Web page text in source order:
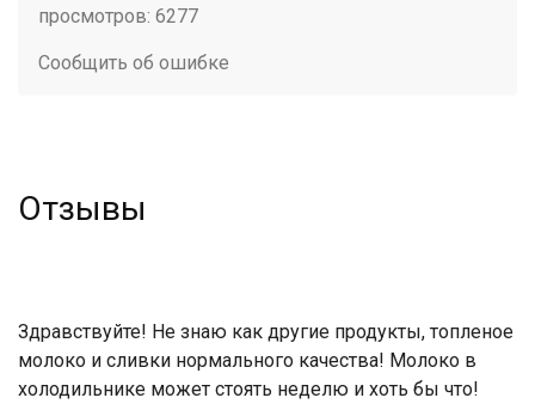
просмотров: 6277
Сообщить об ошибке
Отзывы
Здравствуйте! Не знаю как другие продукты, топленое
молоко и сливки нормального качества! Молоко в
холодильнике может стоять неделю и хоть бы что!